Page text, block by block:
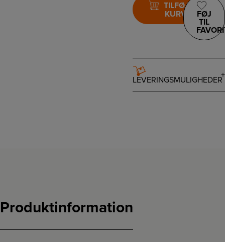
TILFØJ TIL
KURV
FØJ
TIL
LEVERINGSMULIGHEDER
Produktinformation